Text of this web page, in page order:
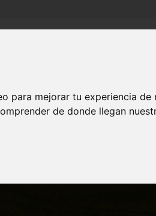
para mejorar tu experiencia
de donde llegan